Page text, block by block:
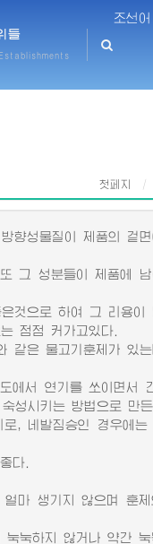
조선어
들
첫페지
향성물질이 제품의 겉
그 성분들이 제품에
것으로 하여 그 리용이
점점 커가고있다.
은 물고기훈제가 있는
서 연기를 쏘이면서
성시키는 방법으로 만든
, 네발짐승인 경우에는
다.
마 생기지 않으며 훈제
눅하지 않거나 약간 눅